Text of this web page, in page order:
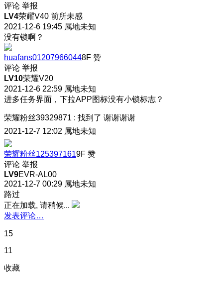
评论 举报
LV4荣耀V40 前所未感
2021-12-6 19:45 属地未知
没有锁啊？
huafans012079660448F 赞
评论 举报
LV10荣耀V20
2021-12-6 22:59 属地未知
进多任务界面，下拉APP图标没有小锁标志？
荣耀粉丝39329871 : 找到了 谢谢谢谢
2021-12-7 12:02 属地未知
荣耀粉丝1253971619F 赞
评论 举报
LV9EVR-AL00
2021-12-7 00:29 属地未知
路过
正在加载, 请稍候...
发表评论…
15
11
收藏